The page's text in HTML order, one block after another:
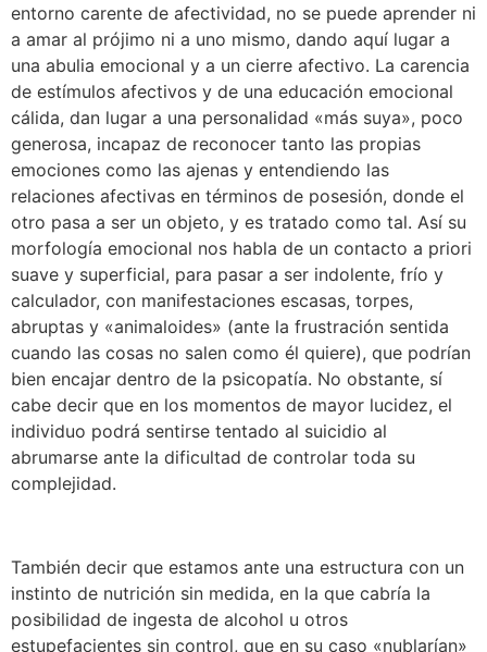
entorno carente de afectividad, no se puede aprender ni
a amar al prójimo ni a uno mismo, dando aquí lugar a
una abulia emocional y a un cierre afectivo. La carencia
de estímulos afectivos y de una educación emocional
cálida, dan lugar a una personalidad «más suya», poco
generosa, incapaz de reconocer tanto las propias
emociones como las ajenas y entendiendo las
relaciones afectivas en términos de posesión, donde el
otro pasa a ser un objeto, y es tratado como tal. Así su
morfología emocional nos habla de un contacto a priori
suave y superficial, para pasar a ser indolente, frío y
calculador, con manifestaciones escasas, torpes,
abruptas y «animaloides» (ante la frustración sentida
cuando las cosas no salen como él quiere), que podrían
bien encajar dentro de la psicopatía. No obstante, sí
cabe decir que en los momentos de mayor lucidez, el
individuo podrá sentirse tentado al suicidio al
abrumarse ante la dificultad de controlar toda su
complejidad.
También decir que estamos ante una estructura con un
instinto de nutrición sin medida, en la que cabría la
posibilidad de ingesta de alcohol u otros
estupefacientes sin control, que en su caso «nublarían»